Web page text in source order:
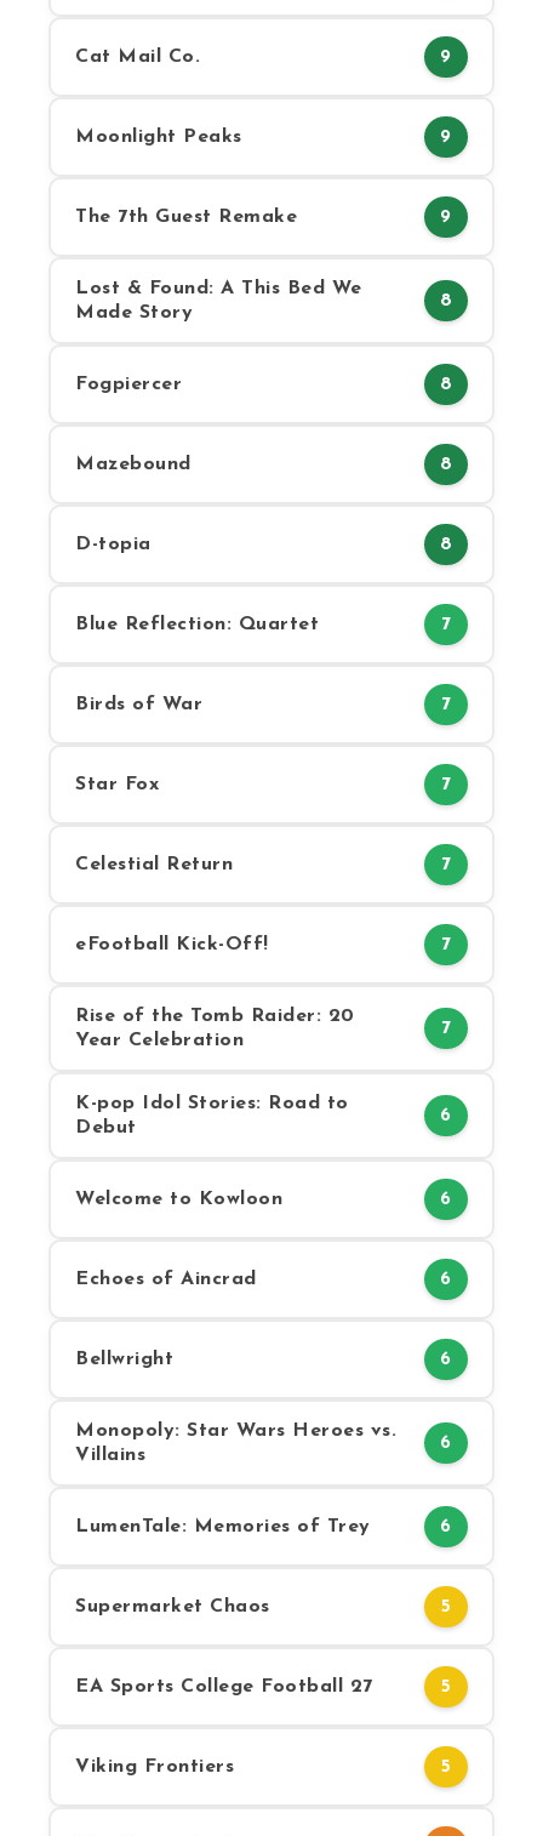
Cat Mail Co. 9
Moonlight Peaks 9
The 7th Guest Remake 9
Lost & Found: A This Bed We
Made Story
8
Fogpiercer 8
Mazebound 8
D-topia 8
Blue Reflection: Quartet 7
Birds of War 7
Star Fox 7
Celestial Return 7
eFootball Kick-Off! 7
Rise of the Tomb Raider: 20
Year Celebration
7
K-pop Idol Stories: Road to
Debut
6
Welcome to Kowloon 6
Echoes of Aincrad 6
Bellwright 6
Monopoly: Star Wars Heroes vs.
Villains
6
LumenTale: Memories of Trey 6
Supermarket Chaos 5
EA Sports College Football 27 5
Viking Frontiers 5